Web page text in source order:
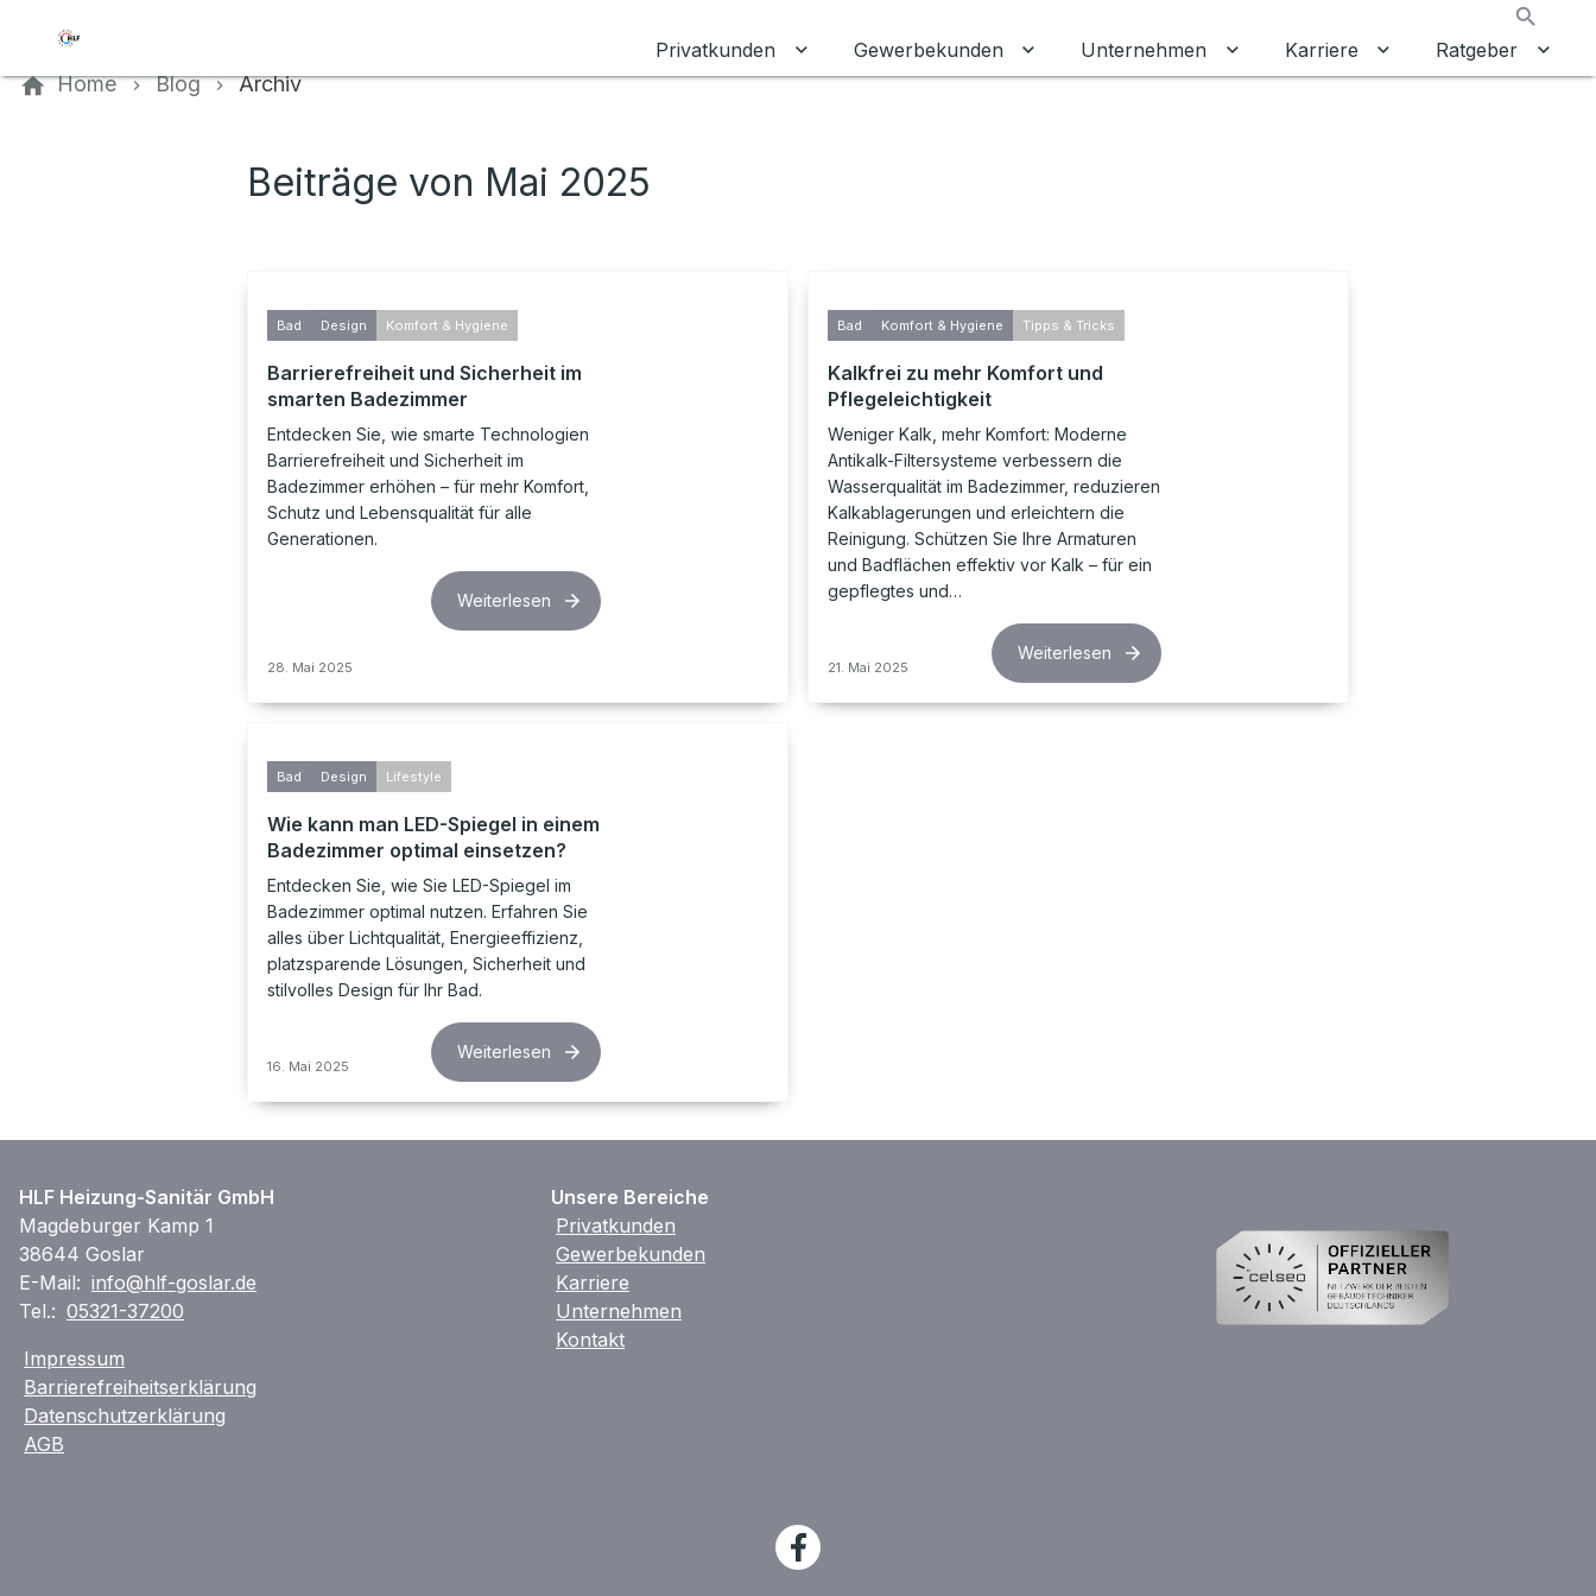
Privatkunden
Untermenü für Privatkunden umschalten
Gewerbekunden Untermenü für Gewerbekunden umschalten
Unternehmen Untermenü für Unternehmen
Karriere Untermenü für
Ratgeber
Home Blog Archiv
Beiträge von Mai 2025
Bad Design Komfort & Hygiene
Barrierefreiheit und Sicherheit im
smarten Badezimmer
Entdecken Sie, wie smarte Technologien
Barrierefreiheit und Sicherheit im
Badezimmer erhöhen – für mehr Komfort,
Schutz und Lebensqualität für alle
Generationen.
28. Mai 2025
Weiterlesen
Bad Komfort & Hygiene Tipps & Tricks
Kalkfrei zu mehr Komfort und
Pflegeleichtigkeit
Weniger Kalk, mehr Komfort: Moderne
Antikalk-Filtersysteme verbessern die
Wasserqualität im Badezimmer, reduzieren
Kalkablagerungen und erleichtern die
Reinigung. Schützen Sie Ihre Armaturen
und Badflächen effektiv vor Kalk – für ein
gepflegtes und…
21. Mai 2025
Weiterlesen
Bad Design Lifestyle
Wie kann man LED-Spiegel in einem
Badezimmer optimal einsetzen?
Entdecken Sie, wie Sie LED-Spiegel im
Badezimmer optimal nutzen. Erfahren Sie
alles über Lichtqualität, Energieeffizienz,
platzsparende Lösungen, Sicherheit und
stilvolles Design für Ihr Bad.
16. Mai 2025
Weiterlesen
HLF Heizung-Sanitär GmbH
Magdeburger Kamp 1
38644 Goslar
E-Mail: info@hlf-goslar.de
Tel.: 05321-37200
Impressum
Barrierefreiheitserklärung
Datenschutzerklärung
AGB
Unsere Bereiche
Privatkunden
Gewerbekunden
Karriere
Unternehmen
Kontakt